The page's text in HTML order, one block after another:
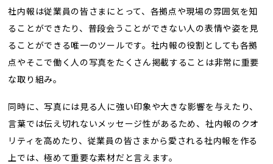
社内報は従業員の皆さまにとって、各拠点や現場の雰囲気を知
ることができたり、普段会うことができない人の表情や姿を見
ることができる唯一のツールです。社内報の役割としても各拠
点やそこで働く人の写真をたくさん掲載することは非常に重要
な取り組み。
同時に、写真には見る人に強い印象や大きな影響を与えたり、
言葉では伝え切れないメッセージ性があるため、社内報のクオ
リティを高めたり、従業員の皆さまから愛される社内報を作る
上では、極めて重要な素材だと言えます。